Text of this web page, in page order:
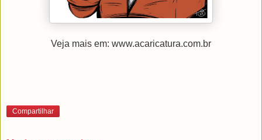
Veja mais em: www.acaricatura.com.br
Compartilhar